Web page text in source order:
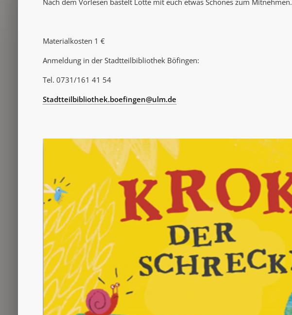
Nach dem Vorlesen bastelt Lotte mit euch etwas Schönes zum Mitnehmen.
Materialkosten 1 €
Anmeldung in der Stadtteilbibliothek Böfingen:
Tel. 0731/161 41 54
Stadtteilbibliothek.boefingen@ulm.de